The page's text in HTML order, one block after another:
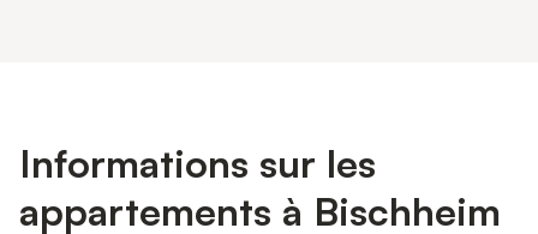
Informations sur les
appartements à Bischheim